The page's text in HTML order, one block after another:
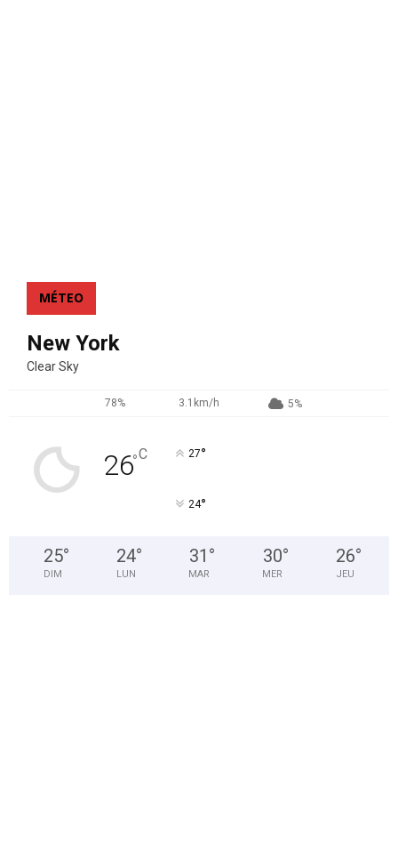
MÉTEO
New York
Clear Sky
78% 3.1km/h 5%
26°C 27°
24°
25°
DIM
24°
LUN
31 °
MAR
30°
MER
26°
JEU